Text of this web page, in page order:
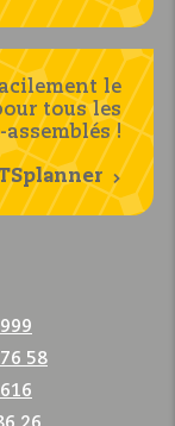
le
tous les
!
58